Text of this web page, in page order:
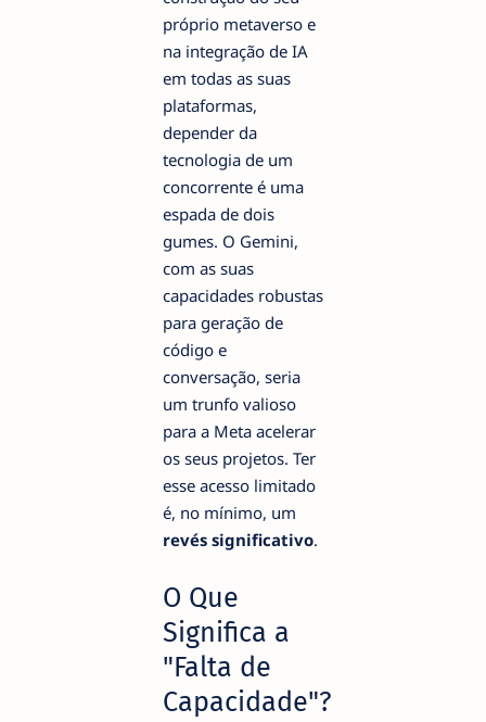
próprio metaverso e
na integração de IA
em todas as suas
plataformas,
depender da
tecnologia de um
concorrente é uma
espada de dois
gumes. O Gemini,
com as suas
capacidades robustas
para geração de
código e
conversação, seria
um trunfo valioso
para a Meta acelerar
os seus projetos. Ter
esse acesso limitado
é, no mínimo, um
revés significativo.
O Que
Significa a
"Falta de
Capacidade"?